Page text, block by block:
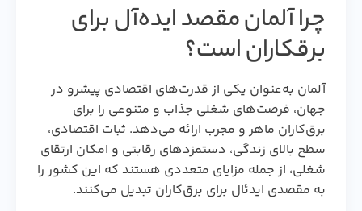
چرا آلمان مقصد ایده‌آل برای
برقکاران است؟
آلمان به‌عنوان یکی از قدرت‌های اقتصادی پیشرو در
جهان، فرصت‌های شغلی جذاب و متنوعی را برای
برق‌کاران ماهر و مجرب ارائه می‌دهد. ثبات اقتصادی،
سطح بالای زندگی، دستمزدهای رقابتی و امکان ارتقای
شغلی، از جمله مزایای متعددی هستند که این کشور را
به مقصدی ایدئال برای برق‌کاران تبدیل می‌کنند.